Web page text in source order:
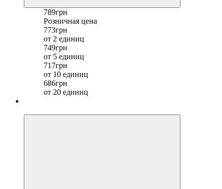
789грн
Розничная цена
773грн
от 2 единиц
749грн
от 5 единиц
717грн
от 10 единиц
686грн
от 20 единиц